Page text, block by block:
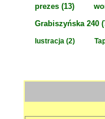
prezes (13)
Grabiszyńska 240
lustracja (2)